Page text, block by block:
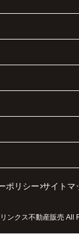
ポリシー サイトマ
ンクス不動産販売 All